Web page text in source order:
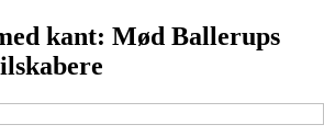
kant: Mød Ballerups